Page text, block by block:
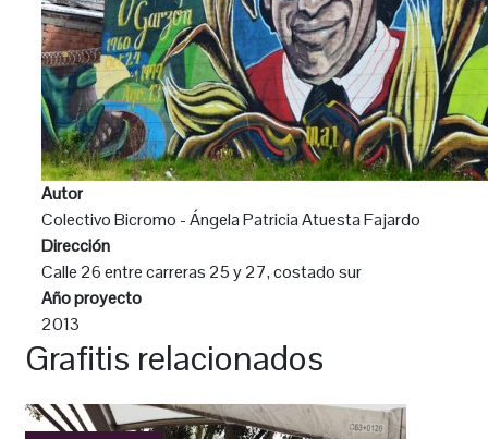
Autor
Colectivo Bicromo - Ángela Patricia Atuesta Fajardo
Dirección
Calle 26 entre carreras 25 y 27, costado sur
Año proyecto
2013
Grafitis relacionados